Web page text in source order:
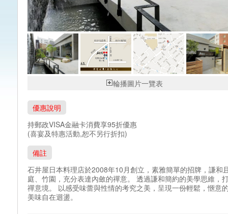
輪播圖片一覽表
優惠說明
持郵政VISA金融卡消費享95折優惠
(喜宴及特惠活動,恕不另行折扣)
備註
石井屋日本料理店於2008年10月創立，素雅簡單的招牌，謙和
庭、竹園，充分表達內斂的禪意。 透過謙和簡約的美學思維，
禪意境。 以感受味蕾與性情的考究之美，呈現一份輕鬆，愜意
美味自在迴盪。